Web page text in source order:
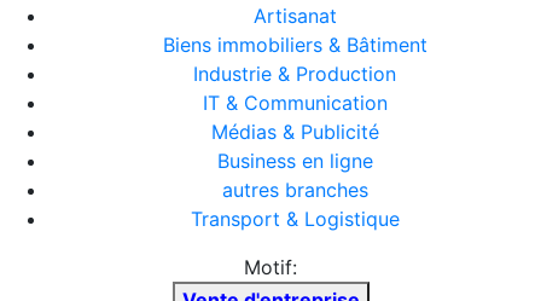
Artisanat
Biens immobiliers & Bâtiment
Industrie & Production
IT & Communication
Médias & Publicité
Business en ligne
autres branches
Transport & Logistique
Motif: